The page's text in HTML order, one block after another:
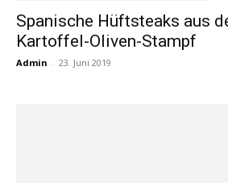
Spanische Hüftsteaks aus
Kartoffel-Oliven-Stampf
Admin - 23. Juni 2019